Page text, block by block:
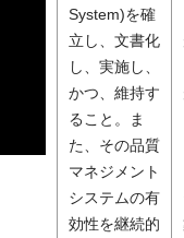
System)を確
立し、文書化
し、実施し、
かつ、維持す
ること。ま
た、その品質
マネジメント
システムの有
効性を継続的